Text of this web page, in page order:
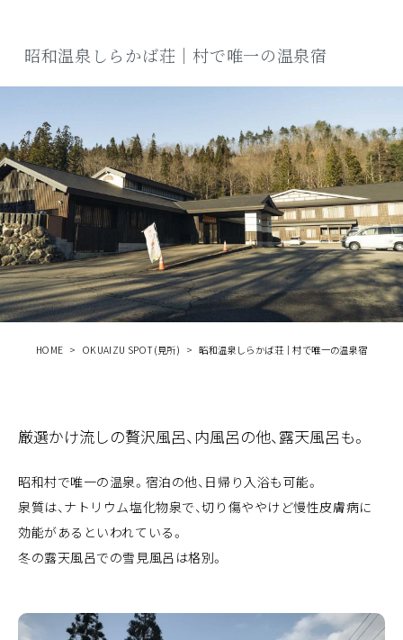
検索
ABOUT
相談窓口
アクセス
お問い合わせ
昭和温泉しらかば荘｜村で唯一の温泉宿
HOME OKUAIZU SPOT(見所) 昭和温泉しらかば荘｜村で唯一の温泉宿
厳選かけ流しの贅沢風呂、内風呂の他、露天風呂も。
昭和村で唯一の温泉。宿泊の他、日帰り入浴も可能。
泉質は、ナトリウム塩化物泉で、切り傷ややけど慢性皮膚病に
効能があるといわれている。
冬の露天風呂での雪見風呂は格別。